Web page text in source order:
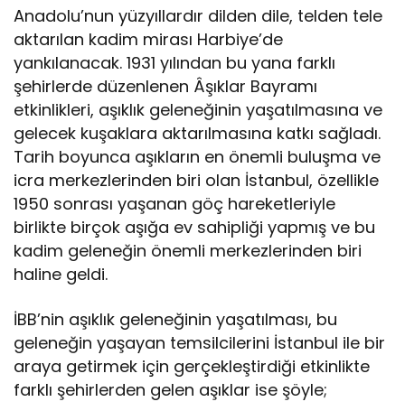
Anadolu’nun yüzyıllardır dilden dile, telden tele
aktarılan kadim mirası Harbiye’de
yankılanacak. 1931 yılından bu yana farklı
şehirlerde düzenlenen Âşıklar Bayramı
etkinlikleri, aşıklık geleneğinin yaşatılmasına ve
gelecek kuşaklara aktarılmasına katkı sağladı.
Tarih boyunca aşıkların en önemli buluşma ve
icra merkezlerinden biri olan İstanbul, özellikle
1950 sonrası yaşanan göç hareketleriyle
birlikte birçok aşığa ev sahipliği yapmış ve bu
kadim geleneğin önemli merkezlerinden biri
haline geldi.
İBB’nin aşıklık geleneğinin yaşatılması, bu
geleneğin yaşayan temsilcilerini İstanbul ile bir
araya getirmek için gerçekleştirdiği etkinlikte
farklı şehirlerden gelen aşıklar ise şöyle;